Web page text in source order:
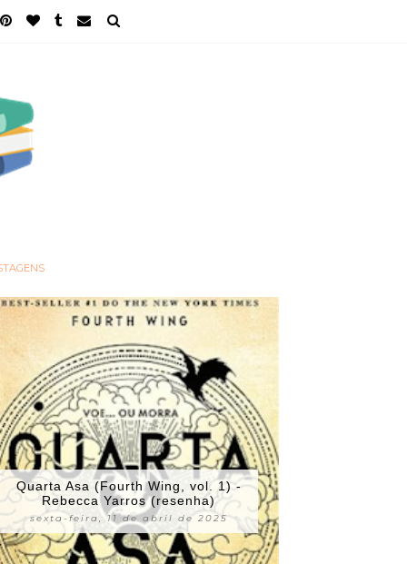
Quarta Asa (Fourth Wing, vol. 1) -
Rebecca Yarros (resenha)
sexta-feira, 11 de abril de 2025